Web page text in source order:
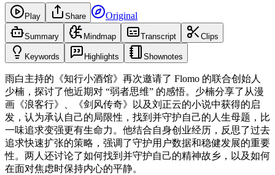
Play Share Original
Summary Mindmap Transcript Clips
Keywords Highlights Shownotes
雨白主持的《知行小酒馆》再次邀请了 Flomo 的联合创始人
少楠，探讨了他近期对 “弱者思维” 的感悟。少楠分享了从漫
画《浪客行》、《剑风传奇》以及刘正云的小说中获得的启
发，认为承认自己的局限性，找到并守护自己的人生母题，比
一味追求变强更有生命力。他结合自身创业经历，反思了过去
追求快速扩张的策略，强调了守护用户数据和稳健发展的重要
性。两人还讨论了如何找到并守护自己的精神故乡，以及如何
在面对焦虑时保持内心的平静。